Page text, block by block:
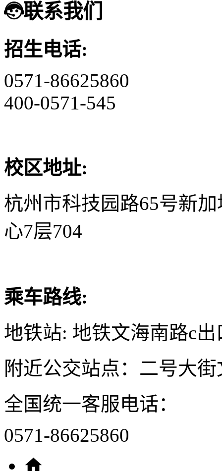
联系我们
招生电话:
0571-86625860
400-0571-545
校区地址:
杭州市科技园路65号新
心7层704
乘车路线:
地铁站: 地铁文海南路c出
附近公交站点：二号大
全国统一客服电话：
0571-86625860